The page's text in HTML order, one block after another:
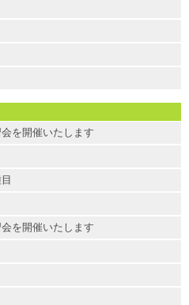
を開催いたします
を開催いたします